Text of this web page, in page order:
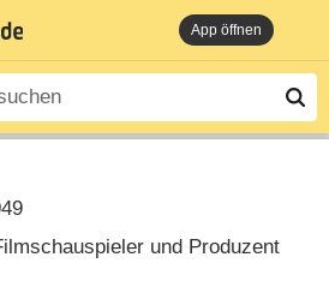
App öffnen
und Produzent